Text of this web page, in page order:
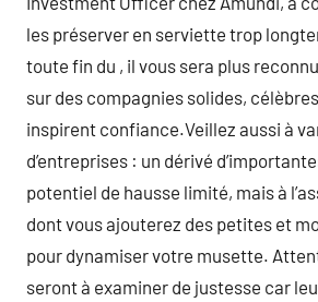
les préserver en serviette trop
toute fin du , il vous sera plus
sur des compagnies solides,
inspirent confiance.Veillez aussi à
d’entreprises : un dérivé
potentiel de hausse limité, mais à
dont vous ajouterez des petites et
pour dynamiser votre musette.
seront à examiner de justesse car